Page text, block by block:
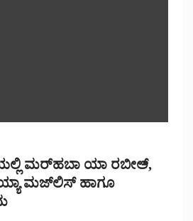
ಮರ್‌‌ಹಬಾ ಯಾ ರಬೀಅ್,
ಮಜ್‌‌ಲಿಸ್‌‌ ಹಾಗೂ